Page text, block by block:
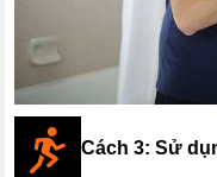
Cách 3: Sử